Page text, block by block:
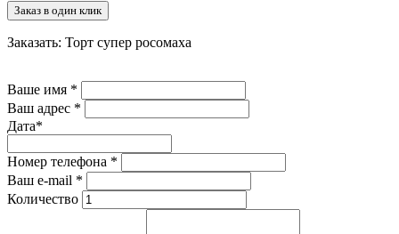
Заказ в один клик
Заказать: Торт супер росомаха
Ваше имя *
Ваш адрес *
Дата*
Номер телефона *
Ваш e-mail *
Количество